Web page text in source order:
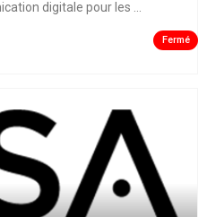
digitale pour les ...
Fermé